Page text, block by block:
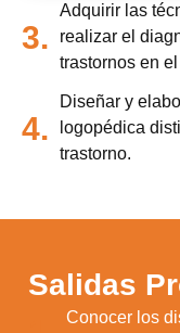
3.
Adquirir las
realizar el
trastornos en
4.
Diseñar y
logopédica
trastorno.
Salidas
Conocer los